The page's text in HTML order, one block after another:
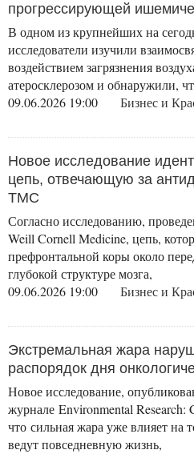
прогрессирующей
В одном из крупнейших на
исследователи изучили
воздействием загрязнения
атеросклерозом и обнаружили,
09.06.2026 19:00 Бизнес и
Новое исследование
цепь, отвечающую за
ТМС
Согласно исследованию,
Weill Cornell Medicine, цепь,
префронтальной коры около
глубокой структуре мозга,
09.06.2026 19:00 Бизнес и
Экстремальная жара
распорядок дня
Новое исследование,
журнале Environmental Research:
что сильная жара уже влияет на
ведут повседневную жизнь,